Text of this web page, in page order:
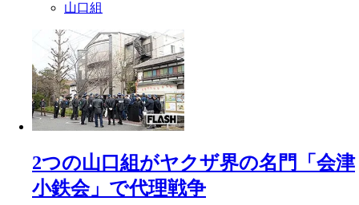
山口組
2つの山口組がヤクザ界の名門「会津
小鉄会」で代理戦争